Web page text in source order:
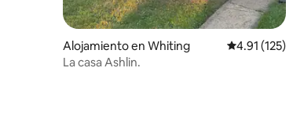
Alojamiento en Whiting Calificación
4.91 (125)
La casa Ashlin.